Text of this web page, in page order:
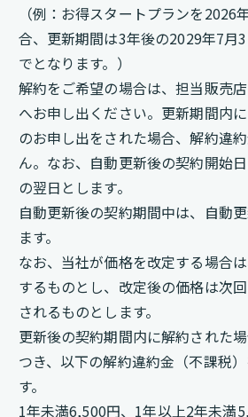
（例：お得スタートプランを2026
合、更新期間は3年後の2029年7月
でとなります。）
解約をご希望の場合は、担当販売
へお申し出ください。更新期間内
のお申し出をされた場合、解約違
ん。なお、自動更新後の契約開始
の翌日とします。
自動更新後の契約期間中は、自動
ます。
なお、当社が価格を改定する場合
するものとし、改定後の価格は次
されるものとします。
更新後の契約期間内に解約された
つき、以下の解約違約金（不課税
す。
1年未満6,500円、1年以上2年未満